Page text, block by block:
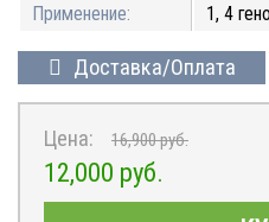
Применение:
1, 4
Доставка/Оплата
Цена: 16,900руб.
12,000 руб.